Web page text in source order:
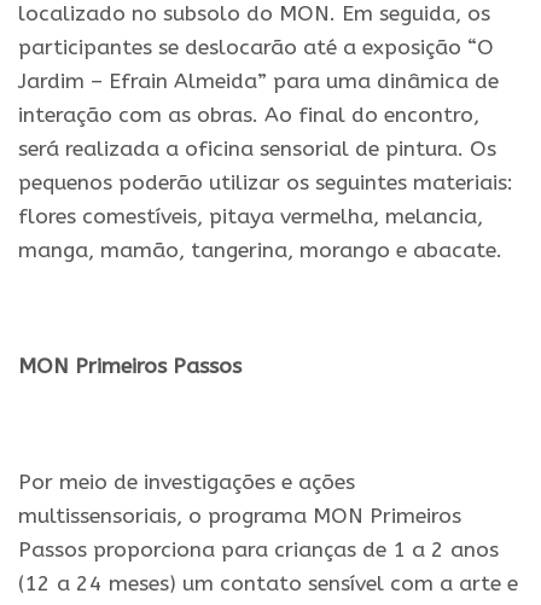
localizado no subsolo do MON. Em seguida, os
participantes se deslocarão até a exposição “O
Jardim – Efrain Almeida” para uma dinâmica de
interação com as obras. Ao final do encontro,
será realizada a oficina sensorial de pintura. Os
pequenos poderão utilizar os seguintes materiais:
flores comestíveis, pitaya vermelha, melancia,
manga, mamão, tangerina, morango e abacate.
MON Primeiros Passos
Por meio de investigações e ações
multissensoriais, o programa MON Primeiros
Passos proporciona para crianças de 1 a 2 anos
(12 a 24 meses) um contato sensível com a arte e